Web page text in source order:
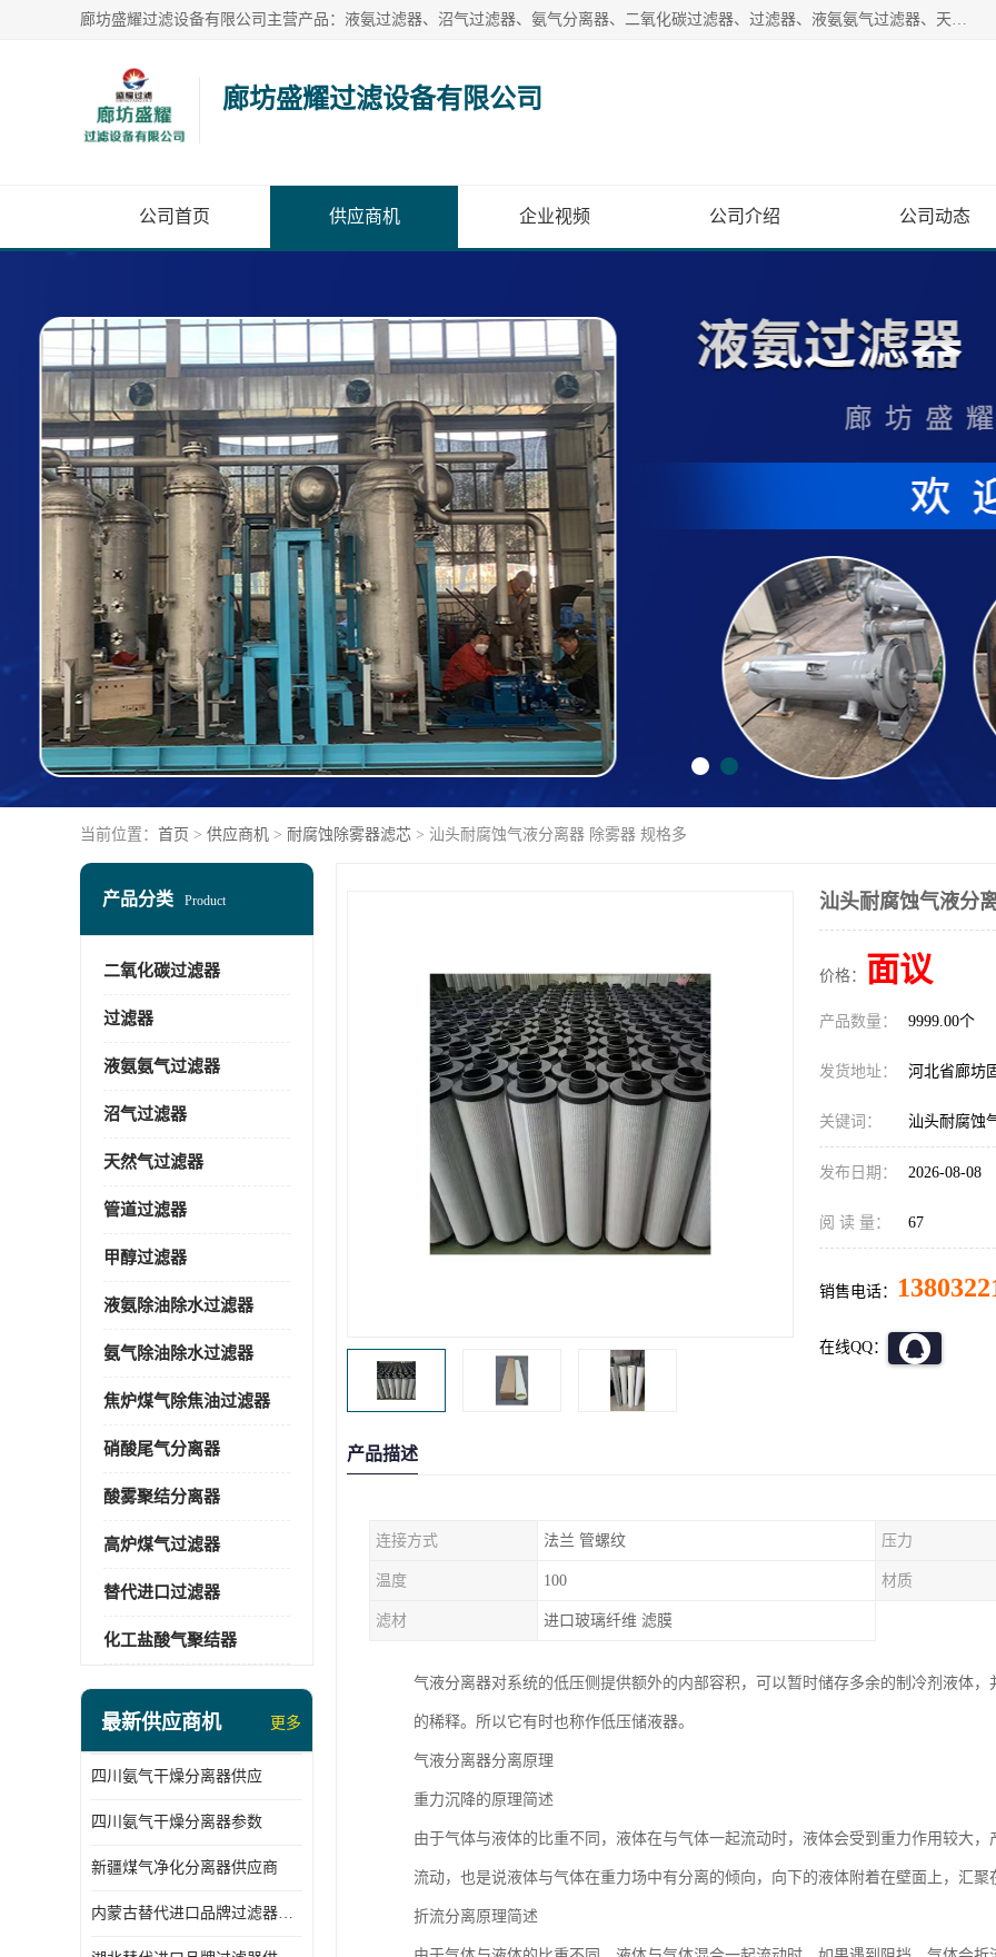
廊坊盛耀过滤设备有限公司主营产品：液氨过滤器、沼气过滤器、氨气分离器、二氧化碳过滤器、过滤器、液氨氨气过滤器、天然气过滤器、管道过滤器、*过滤器、液氨除油除水过滤器、氨气除油除水过滤器、焦炉煤气除焦油过滤器等。
廊坊盛耀过滤设备有限公司
公司首页 供应商机 企业视频 公司介绍 公司动态
当前位置： 首页 > 供应商机 > 耐腐蚀除雾器滤芯 > 汕头耐腐蚀气液分离器 除雾器 规格多
产品分类 Product
二氧化碳过滤器
过滤器
液氨氨气过滤器
沼气过滤器
天然气过滤器
管道过滤器
甲醇过滤器
液氨除油除水过滤器
氨气除油除水过滤器
焦炉煤气除焦油过滤器
硝酸尾气分离器
酸雾聚结分离器
高炉煤气过滤器
替代进口过滤器
化工盐酸气聚结器
最新供应商机 更多
四川氨气干燥分离器供应
四川氨气干燥分离器参数
新疆煤气净化分离器供应商
内蒙古替代进口品牌过滤器厂家
汕头耐腐蚀气液分
价格： 面议
产品数量： 9999.00个
发货地址： 河北省廊坊
关键词： 汕头耐腐蚀
发布日期： 2026-08-08
阅 读 量： 67
销售电话：
在线QQ：
产品描述
连接方式 法兰 管螺纹 压力
温度 100 材质
滤材 进口玻璃纤维 滤膜
气液分离器对系统的低压侧提供额外的内部容积，可以暂时储存多余的制冷剂液体
的稀释。所以它有时也称作低压储液器。
气液分离器分离原理
重力沉降的原理简述
由于气体与液体的比重不同，液体在与气体一起流动时，液体会受到重力作用较大
流动，也是说液体与气体在重力场中有分离的倾向，向下的液体附着在壁面上，汇
折流分离原理简述